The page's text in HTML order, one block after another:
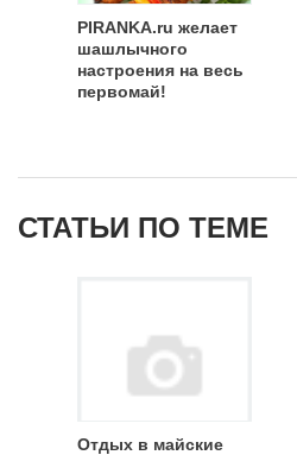
PIRANKA.ru желает
шашлычного
настроения на весь
первомай!
СТАТЬИ ПО ТЕМЕ
Отдых в майские